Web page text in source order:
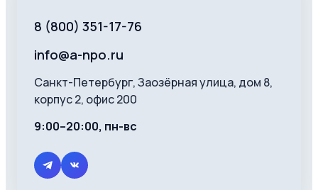
8 (800) 351-17-76
info@a-npo.ru
Санкт-Петербург, Заозёрная улица, дом 8,
корпус 2, офис 200
9:00–20:00, пн-вс